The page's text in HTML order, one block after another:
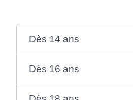
Dès 14 ans
Dès 16 ans